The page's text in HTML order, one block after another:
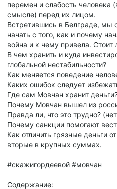
перемен и слабость человека
смысле) перед их лицом.
Встретившись в Белграде, мы
начать с того, как и почему
война и к чему привела. Стоит
В чем хранить и куда
глобальной нестабильности?
Как меняется поведение
Каких ошибок следует
Где сам Мовчан хранит
Почему Мовчан вышел из
Правда ли, что это трудно?
Почему санкции помогают
Как отличить грязные деньги
вторые в крупных суммах.
#скажигордеевой #мовчан
Содержание: